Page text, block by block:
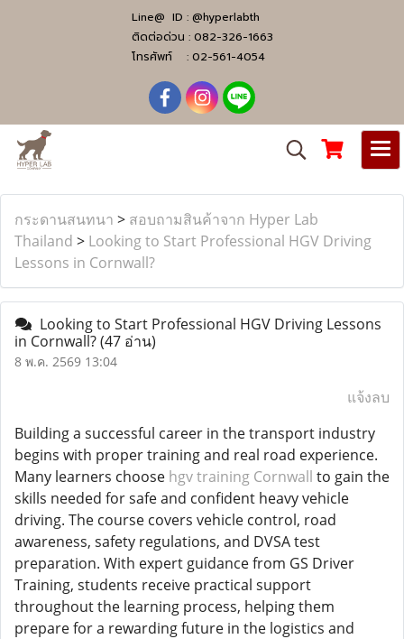
Line@ ID : @hyperlabth
ติดต่อด่วน : 082-326-1663
โทรศัพท์ : 02-561-4054
กระดานสนทนา > สอบถามสินค้าจาก Hyper Lab
Thailand > Looking to Start Professional HGV Driving
Lessons in Cornwall?
Looking to Start Professional HGV Driving Lessons
in Cornwall?(47 อ่าน)
8 พ.ค. 2569 13:04
แจ้งลบ
Building a successful career in the transport industry
begins with proper training and real road experience.
Many learners choose hgv training Cornwall to gain the
skills needed for safe and confident heavy vehicle
driving. The course covers vehicle control, road
awareness, safety regulations, and DVSA test
preparation. With expert guidance from GS Driver
Training, students receive practical support
throughout the learning process, helping them
prepare for a rewarding future in the logistics and